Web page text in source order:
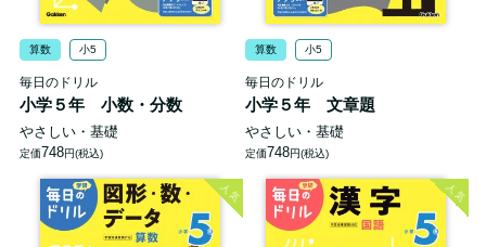
算数 小5
毎日のドリル
小学５年 小数・分数
やさしい・基礎
定価748円(税込)
算数 小5
毎日のドリル
小学５年 文章題
やさしい・基礎
定価748円(税込)
人気 人気